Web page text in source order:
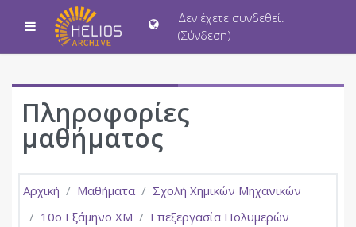
Μετάβαση στο κεντρικό περιεχόμενο
Πλευρικός πίνακας
Δεν έχετε συνδεθεί.
(Σύνδεση)
Πληροφορίες
μαθήματος
Αρχική Μαθήματα
Σχολή Χημικών Μηχανικών
10ο Εξάμηνο ΧΜ
Επεξεργασία Πολυμερών